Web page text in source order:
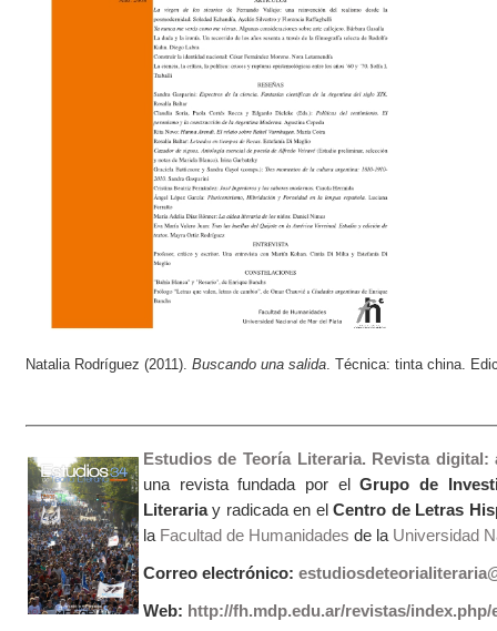
Natalia Rodríguez (2011). Buscando una salida. Técnica: tinta china.
Estudios de Teoría Literaria. Revista
una revista fundada por elGrupo de
Literariay radicada en elCentro de Letras
la Facultad de Humanidades de laUniversidad
Correo electrónico:
Web: http://fh.mdp.edu.ar/revistas/index.php/